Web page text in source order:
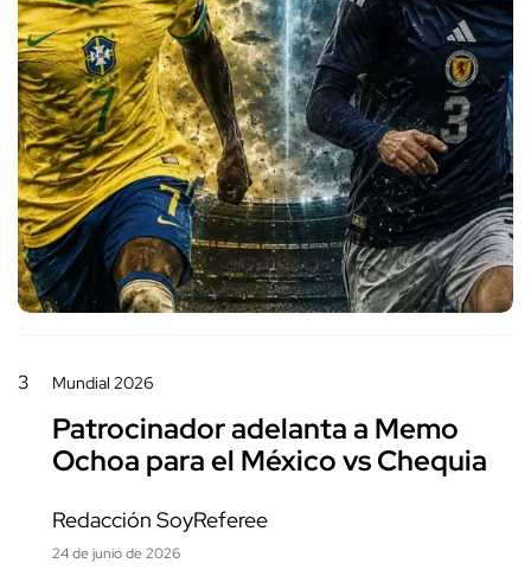
3 Mundial 2026
Patrocinador adelanta a Memo
Ochoa para el México vs Chequia
Redacción SoyReferee
24 de junio de 2026